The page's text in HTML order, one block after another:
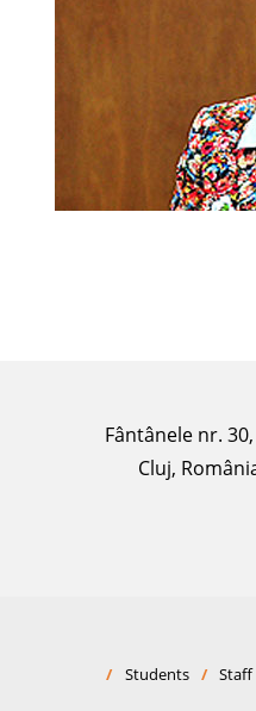
Fântânele nr.
Cluj,
/ Students / Staff